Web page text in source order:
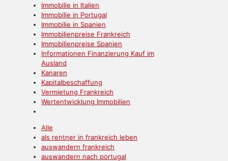
Immobilie in Italien
Immobilie in Portugal
Immobilie in Spanien
Immobilienpreise Frankreich
Immobilienpreise Spanien
Informationen Finanzierung Kauf im
Ausland
Kanaren
Kapitalbeschaffung
Vermietung Frankreich
Wertentwicklung Immobilien
Alle
als rentner in frankreich leben
auswandern frankreich
auswandern nach portugal